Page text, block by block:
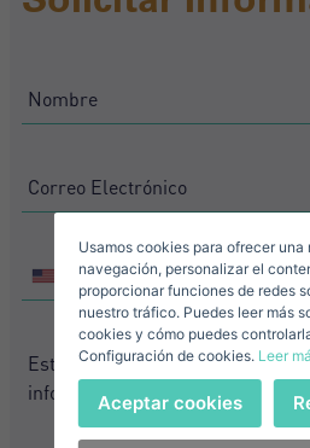
United
States
+1
Accede a tu cuenta
Iniciar
Correo Electrónico*
Teléfono*
United
+1
Vende tu Propiedad
United
States
+1
+1
Usamos cookies para ofrecer una
navegación, personalizar el
proporcionar funciones de redes
nuestro tráfico. Puedes leer más
cookies y cómo puedes
Configuración de cookies. Leer
Aceptar cookies